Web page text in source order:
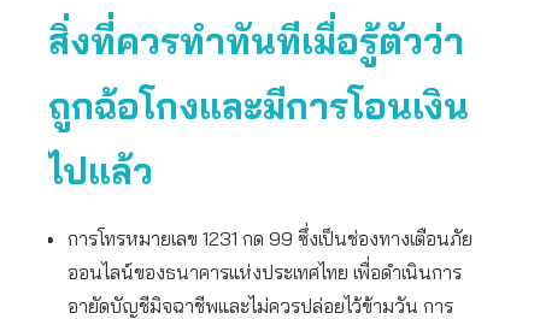
สิ่งที่ควรทำทันทีเมื่อรู้ตัวว่า
ถูกฉ้อโกงและมีการโอนเงิน
ไปแล้ว
การโทรหมายเลข 1231 กด 99 ซึ่งเป็นช่องทางเตือนภัย
ออนไลน์ของธนาคารแห่งประเทศไทย เพื่อดำเนินการ
อายัดบัญชีมิจฉาชีพและไม่ควรปล่อยไว้ข้ามวัน การ